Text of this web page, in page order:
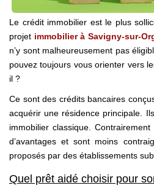
Le crédit immobilier est le plus
projet immobilier à Savigny-sur-
n’y sont malheureusement pas
pouvez toujours vous orienter vers
il ?
Ce sont des crédits bancaires
acquérir une résidence principale.
immobilier classique.
d’avantages et sont moins
proposés par des établissements
Quel prêt aidé choisir pour